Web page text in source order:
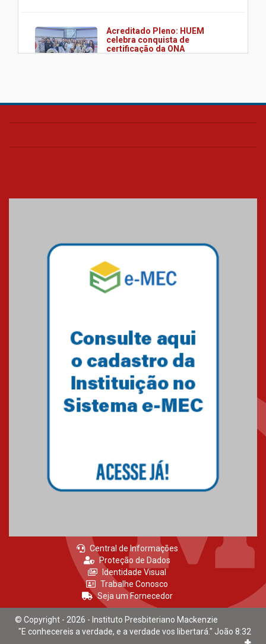
Acreditado Pleno: HUEM
celebra conquista de
certificação da ONA
HUEM é o primeiro hospital do
UTI's inteligentes
referência mundial em
Pós-Asco: evento do HUEM
debate novidades sobre
estudos e tratamentos contra
o câncer
MackPesquisa 2026 prorroga
inscrições até 14 de agosto
15.06.2026
Central de Informações
Proteção de Dados
Identidade Visual
Trabalhe Conosco
Seja um Fornecedor
© Copyright - 2026 - Instituto Presbiteriano Mackenzie
"E conhecereis a verdade, e a verdade vos libertará." João 8:32